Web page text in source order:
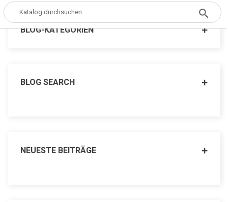
Popper MARKEN Poppers Dragon
BLOG-KATEGORIEN
BLOG SEARCH
NEUESTE BEITRÄGE